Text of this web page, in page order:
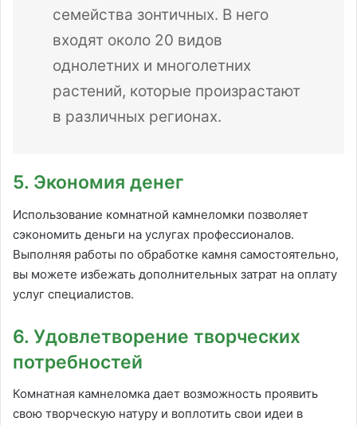
семейства зонтичных. В него
входят около 20 видов
однолетних и многолетних
растений, которые произрастают
в различных регионах.
5. Экономия денег
Использование комнатной камнеломки позволяет
сэкономить деньги на услугах профессионалов.
Выполняя работы по обработке камня самостоятельно,
вы можете избежать дополнительных затрат на оплату
услуг специалистов.
6. Удовлетворение творческих
потребностей
Комнатная камнеломка дает возможность проявить
свою творческую натуру и воплотить свои идеи в